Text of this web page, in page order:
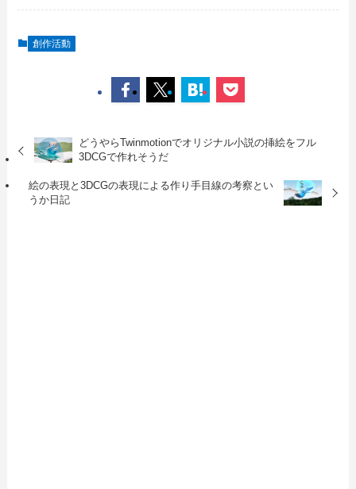
創作活動
どうやらTwinmotionでオリジナル小説の挿絵をフル
3DCGで作れそうだ
絵の表現と3DCGの表現による作り手目線の考察とい
うか日記